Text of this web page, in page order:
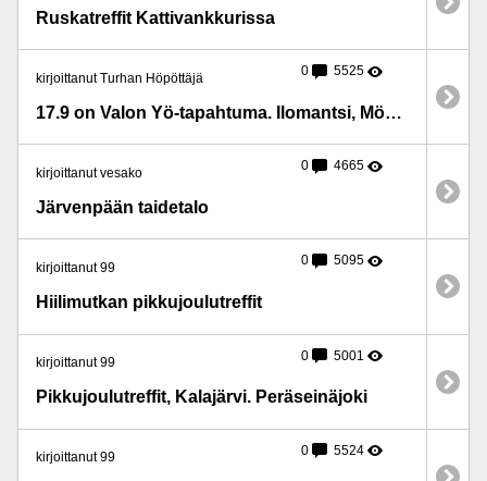
Ruskatreffit Kattivankkurissa
kirjoittanut Turhan Höpöttäjä 0 5525
17.9 on Valon Yö-tapahtuma. Ilomantsi, Möhkö.
kirjoittanut vesako 0 4665
Järvenpään taidetalo
kirjoittanut 99 0 5095
Hiilimutkan pikkujoulutreffit
kirjoittanut 99 0 5001
Pikkujoulutreffit, Kalajärvi. Peräseinäjoki
kirjoittanut 99 0 5524